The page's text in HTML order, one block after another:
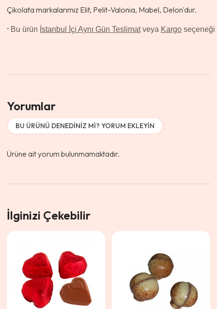
Çikolata markalarımız Elit, Pelit-Valonia, Mabel, Delon'dur.
* Bu ürün İstanbul İçi Aynı Gün Teslimatveya Kargo seçeneği
Yorumlar
BU ÜRÜNÜ DENEDINIZ MI? YORUM EKLEYIN
Ürüne ait yorum bulunmamaktadır.
İlginizi Çekebilir